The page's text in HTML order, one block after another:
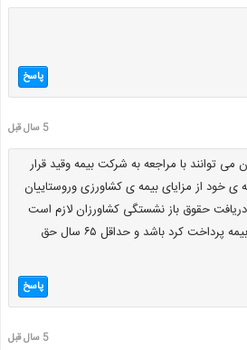
پاسخ
5 سال قبل
می توانند با مراجعه به شرکت بیمه وقید قرار
ی خود از مزایای بیمه ی کشاورزی وروستاییان
حقوق باز نشستگی کشاورزان لازم است
به مدت ۱۵ سال حق بیمه پرداخت کرد باشد و حداقل ۶۵ سال حق
پاسخ
5 سال قبل